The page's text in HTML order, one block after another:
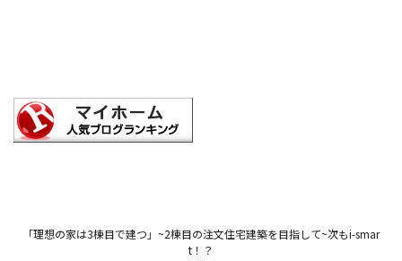
「理想の家は3棟目で建つ」~2棟目の注文住宅建築を目指して~次もi-smar
t！？